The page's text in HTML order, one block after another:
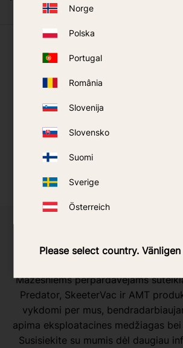
Norge
Polska
Portugal
România
Slovenija
Slovensko
Suomi
Sverige
Österreich
Please select country.
perpardavėju?
Mažesniems perpardavėjams
Predator, SkeeterVac ir AMT
vykdomi per mus,
apima eksploatacines medžiagas
Susisiekite su mumis dėl daugiau